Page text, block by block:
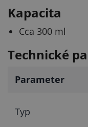
Kapacita
Cca 300 ml
Technické
Parameter
Typ